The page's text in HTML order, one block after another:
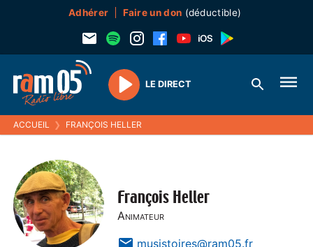
Adhérer Faire un don (déductible)
Play
LE DIRECT
ACCUEIL ❯ FRANÇOIS HELLER
François Heller
Animateur
musistoires@ram05.fr